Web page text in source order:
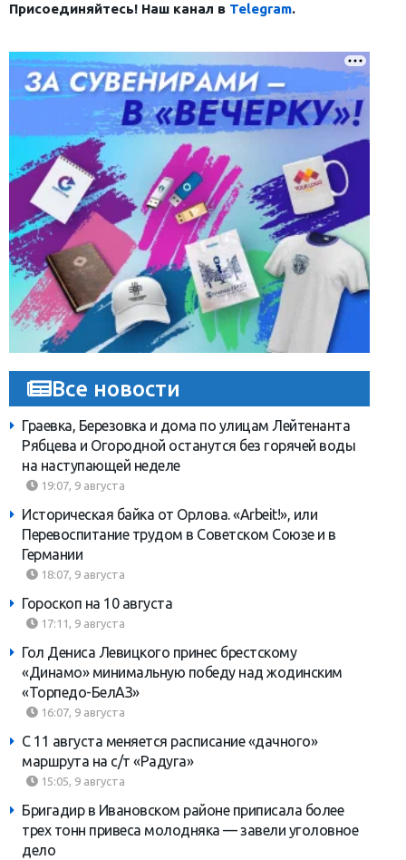
Присоединяйтесь! Наш канал в Telegram.
Все новости
Граевка, Березовка и дома по улицам Лейтенанта
Рябцева и Огородной останутся без горячей воды
на наступающей неделе
19:07, 9 августа
Историческая байка от Орлова. «Arbeit!», или
Перевоспитание трудом в Советском Союзе и в
Германии
18:07, 9 августа
Гороскоп на 10 августа
17:11, 9 августа
Гол Дениса Левицкого принес брестскому
«Динамо» минимальную победу над жодинским
«Торпедо-БелАЗ»
16:07, 9 августа
С 11 августа меняется расписание «дачного»
маршрута на с/т «Радуга»
15:05, 9 августа
Бригадир в Ивановском районе приписала более
трех тонн привеса молодняка — завели уголовное
дело